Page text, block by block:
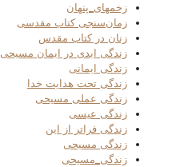
زخمهای_پنهان
زمان‌سنجی کتاب مقدسی
زنان در کتاب مقدس
زندگی ابدی در ایمان مسیحی
زندگی ایمانی
زندگی تحت هدایت خدا
زندگی عملی مسیحی
زندگی عیسی
زندگی فراتر از این
زندگی مسیحی
زندگی_مسیحی